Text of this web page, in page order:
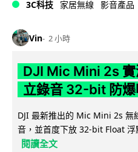
3C科技 家居無線 影音產品
Vin 2 小時
DJI Mic Mini 2s
立錄音 32-bit 防
DJI 最新推出的 Mic Mini 2s 無
音，並首度下放 32-bit Float
閱讀全文